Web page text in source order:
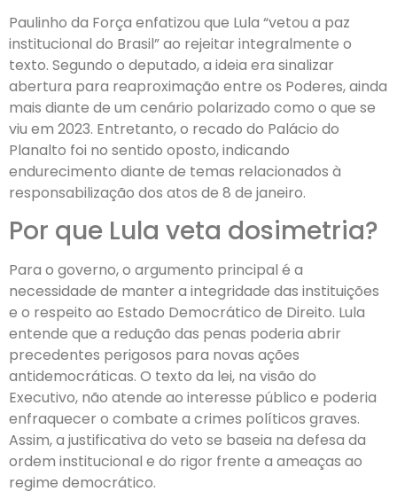
Paulinho da Força enfatizou que Lula “vetou a paz
institucional do Brasil” ao rejeitar integralmente o
texto. Segundo o deputado, a ideia era sinalizar
abertura para reaproximação entre os Poderes, ainda
mais diante de um cenário polarizado como o que se
viu em 2023. Entretanto, o recado do Palácio do
Planalto foi no sentido oposto, indicando
endurecimento diante de temas relacionados à
responsabilização dos atos de 8 de janeiro.
Por que Lula veta dosimetria?
Para o governo, o argumento principal é a
necessidade de manter a integridade das instituições
e o respeito ao Estado Democrático de Direito. Lula
entende que a redução das penas poderia abrir
precedentes perigosos para novas ações
antidemocráticas. O texto da lei, na visão do
Executivo, não atende ao interesse público e poderia
enfraquecer o combate a crimes políticos graves.
Assim, a justificativa do veto se baseia na defesa da
ordem institucional e do rigor frente a ameaças ao
regime democrático.